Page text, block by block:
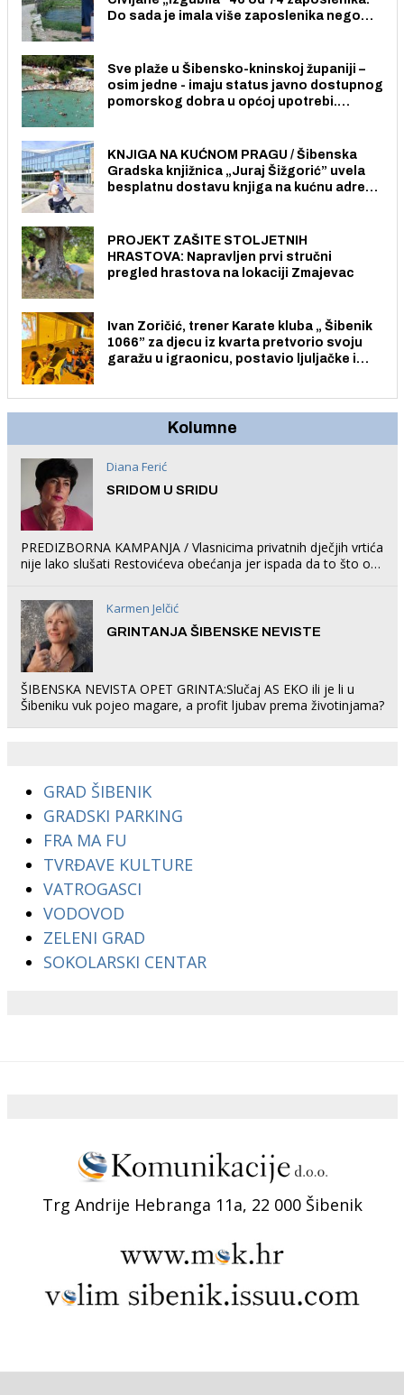
Do sada je imala više zaposlenika nego
Sve plaže u Šibensko-kninskoj županiji –
osim jedne - imaju status javno dostupnog
pomorskog dobra u općoj upotrebi.
KNJIGA NA KUĆNOM PRAGU / Šibenska
Gradska knjižnica „Juraj Šižgorić” uvela
besplatnu dostavu knjiga na kućnu adresu
PROJEKT ZAŠITE STOLJETNIH
HRASTOVA: Napravljen prvi stručni
pregled hrastova na lokaciji Zmajevac
Ivan Zoričić, trener Karate kluba „ Šibenik
1066” za djecu iz kvarta pretvorio svoju
garažu u igraonicu, postavio ljuljačke i
Kolumne
Diana Ferić
SRIDOM U SRIDU
PREDIZBORNA KAMPANJA / Vlasnicima privatnih dječjih vrtića
nije lako slušati Restovićeva obećanja jer ispada da to što oni
Karmen Jelčić
GRINTANJA ŠIBENSKE NEVISTE
ŠIBENSKA NEVISTA OPET GRINTA:Slučaj AS EKO ili je li u
Šibeniku vuk pojeo magare, a profit ljubav prema životinjama?
GRAD ŠIBENIK
GRADSKI PARKING
FRA MA FU
TVRĐAVE KULTURE
VATROGASCI
VODOVOD
ZELENI GRAD
SOKOLARSKI CENTAR
Trg Andrije Hebranga 11a, 22 000 Šibenik